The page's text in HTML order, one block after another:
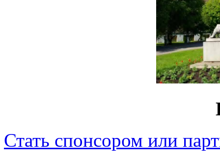
Стать спонсором или